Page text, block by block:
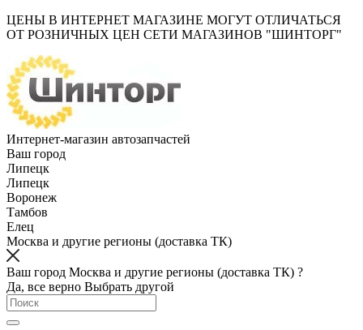
ЦЕНЫ В ИНТЕРНЕТ МАГАЗИНЕ МОГУТ ОТЛИЧАТЬСЯ
ОТ РОЗНИЧНЫХ ЦЕН СЕТИ МАГАЗИНОВ "ШИНТОРГ"
Интернет-магазин автозапчастей
Ваш город
Липецк
Липецк
Воронеж
Тамбов
Елец
Москва и другие регионы (доставка ТК)
Ваш город Москва и другие регионы (доставка ТК) ?
Да, все верно Выбрать другой